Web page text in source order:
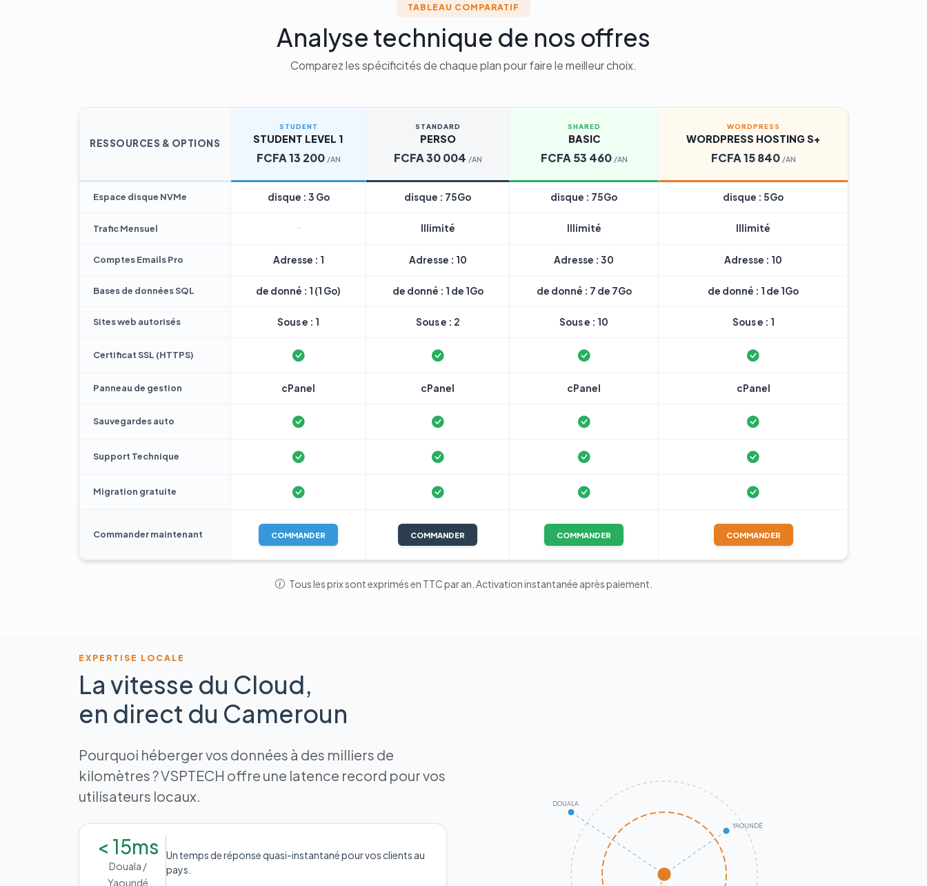
TABLEAU COMPARATIF
Analyse technique de nos offres
Comparez les spécificités de chaque plan pour faire le meilleur choix.
RESSOURCES & OPTIONS
STUDENT
STUDENT LEVEL 1
FCFA 13 200 /AN
STANDARD
PERSO
FCFA 30 004 /AN
SHARED
BASIC
FCFA 53 460 /AN
WORDPRESS
WORDPRESS HOSTING S+
FCFA 15 840 /AN
Espace disque NVMe disque : 3 Go disque : 75Go disque : 75Go disque : 5Go
Trafic Mensuel Illimité Illimité Illimité
Comptes Emails Pro Adresse : 1 Adresse : 10 Adresse : 30 Adresse : 10
Bases de données SQL de donné : 1 (1 Go) de donné : 1 de 1Go de donné : 7 de 7Go de donné : 1 de 1Go
Sites web autorisés Sous e : 1 Sous e : 2 Sous e : 10 Sous e : 1
Certificat SSL (HTTPS)
Panneau de gestion cPanel cPanel cPanel cPanel
Sauvegardes auto
Support Technique
Migration gratuite
Commander maintenant COMMANDER COMMANDER COMMANDER COMMANDER
Tous les prix sont exprimés en TTC par an. Activation instantanée après paiement.
EXPERTISE LOCALE
La vitesse du Cloud,
en direct du Cameroun
Pourquoi héberger vos données à des milliers de
kilomètres ? VSPTECH offre une latence record pour vos
utilisateurs locaux.
< 15ms
Douala /
Yaoundé
Un temps de réponse quasi-instantané pour vos clients au
pays.
DOUALA
YAOUNDÉ